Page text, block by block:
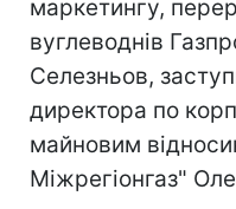
маркетингу,
вуглеводнів
Селезньов,
директора по
майновим
Міжрегіонгаз"